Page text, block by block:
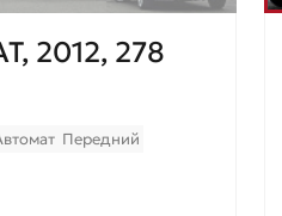
2012, 278
Передний